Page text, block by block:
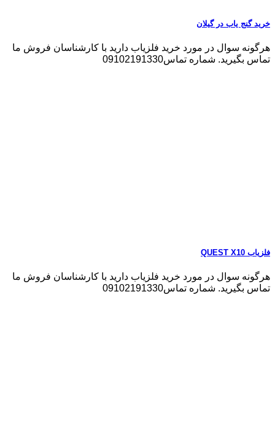
خرید گنج یاب در گیلان
هرگونه سوال در مورد خرید فلزیاب دارید با کارشناسان فروش ما
تماس بگیرید. شماره تماس09102191330
فلزیاب QUEST X10
هرگونه سوال در مورد خرید فلزیاب دارید با کارشناسان فروش ما
تماس بگیرید. شماره تماس09102191330